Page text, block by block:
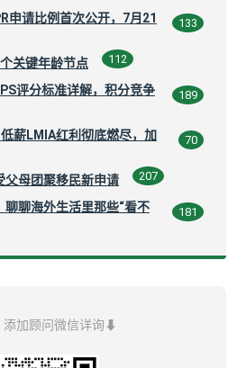
申请比例首次公开，7月21
133
关键年龄节点 112
评分标准详解，积分竞争
189
薪LMIA红利彻底燃尽，加
70
父母团聚移民新申请 207
聊海外生活里那些“看不
181
添加顾问微信详询⬇